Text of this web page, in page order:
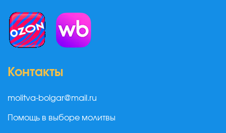
Контакты
molitva-bolgar@mail.ru
Помощь в выборе молитвы